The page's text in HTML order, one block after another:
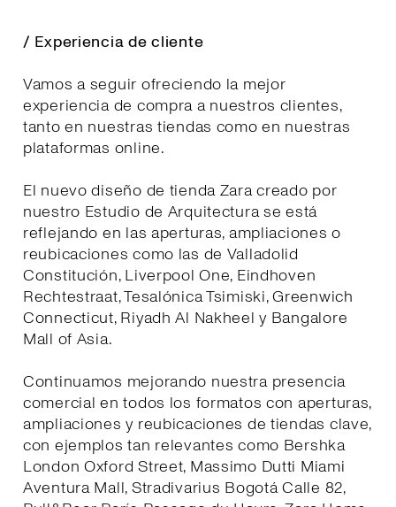
/ Experiencia de cliente
Vamos a seguir ofreciendo la mejor
experiencia de compra a nuestros clientes,
tanto en nuestras tiendas como en nuestras
plataformas online.
El nuevo diseño de tienda Zara creado por
nuestro Estudio de Arquitectura se está
reflejando en las aperturas, ampliaciones o
reubicaciones como las de Valladolid
Constitución, Liverpool One, Eindhoven
Rechtestraat, Tesalónica Tsimiski, Greenwich
Connecticut, Riyadh Al Nakheel y Bangalore
Mall of Asia.
Continuamos mejorando nuestra presencia
comercial en todos los formatos con aperturas,
ampliaciones y reubicaciones de tiendas clave,
con ejemplos tan relevantes como Bershka
London Oxford Street, Massimo Dutti Miami
Aventura Mall, Stradivarius Bogotá Calle 82,